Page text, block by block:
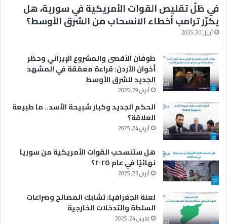
في ظلّ تقليص القوات الأمريكية في سورية، هل
يكرّر ترامب أخطاء الانسحاب من الشرق الأوسط؟
أبريل 30, 2025
طوفان الأقصى والمشروع الإيراني وحظر
أخوان الأردن: قراءة معمّقة في المشهد
الجديد للشرق الأوسط
أبريل 29, 2025
الحكم الجديد وكبار شبيحة الأسد.. ما طبيعة
العلاقة؟
أبريل 24, 2025
هل ستنسحب القوات الأمريكية من سوريا
نهائيًا في عام ٢٠٢٥؟
أبريل 23, 2025
لعنة الجغرافيا: تشابك المصالح وصراعات
السلطة والتدخلات الخارجية
مارس 24, 2025